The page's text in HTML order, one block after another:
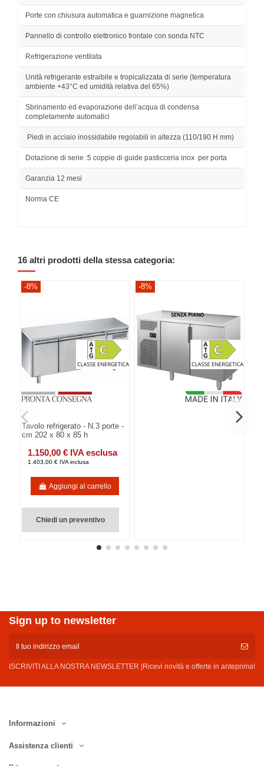
Porte con chiusura automatica e guarnizione magnetica
Pannello di controllo elettronico frontale con sonda NTC
Refrigerazione ventilata
Unità refrigerante estraibile e tropicalizzata di serie (temperatura
ambiente +43°C ed umidità relativa del 65%)
Sbrinamento ed evaporazione dell’acqua di condensa
completamente automatici
Piedi in acciaio inossidabile regolabili in altezza (110/190 H mm)
Dotazione di serie :5 coppie di guide pasticceria inox per porta
Garanzia 12 mesi
Norma CE
16 altri prodotti della stessa categoria:
-8%
Tavolo refrigerato - N.3 porte -
cm 202 x 80 x 85 h
1.150,00 € IVA esclusa
1.403,00 € IVA inclusa
Aggiungi al carrello
Chiedi un preventivo
-8%
Sign up to newsletter
ISCRIVITI ALLA NOSTRA NEWSLETTER |Ricevi novità e offerte in anteprima!
Informazioni
Assistenza clienti